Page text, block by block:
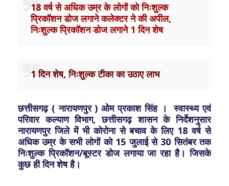
18 वर्ष से अधिक उम्र के लोगों को निःशुल्क
प्रिकॉशन डोज लगाने कलेक्टर ने की अपील,
निःशुल्क प्रिकॉशन डोज लगाने 1 दिन शेष
1 दिन शेष, निःशुल्क टीका का उठाए लाभ
छत्तीसगढ़ ( नारायणपुर ) ओम प्रकाश सिंह । स्वास्थ्य एवं
परिवार कल्याण विभाग, छत्तीसगढ़ शासन के निर्देशनुसार
नारायणपुर जिले में भी कोरोना से बचाव के लिए 18 वर्ष से
अधिक उम्र के सभी लोगों को 15 जुलाई से 30 सितंबर तक
निःशुल्क प्रिकॉशन/बूस्टर डोज लगाया जा रहा है। जिसके
कुछ ही दिन शेष है।